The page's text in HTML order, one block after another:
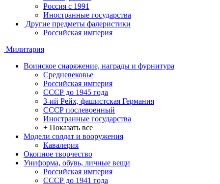
Россия с 1991
Иностранные государства
Другие предметы фалеристики
Российская империя
Милитария
Воинское снаряжение, награды и фурнитура
Средневековье
Российская империя
СССР до 1945 года
3-ий Рейх, фашистская Германия
СССР послевоенный
Иностранные государства
+ Показать все
Модели солдат и вооружения
Кавалерия
Окопное творчество
Униформа, обувь, личные вещи
Российская империя
СССР до 1941 года